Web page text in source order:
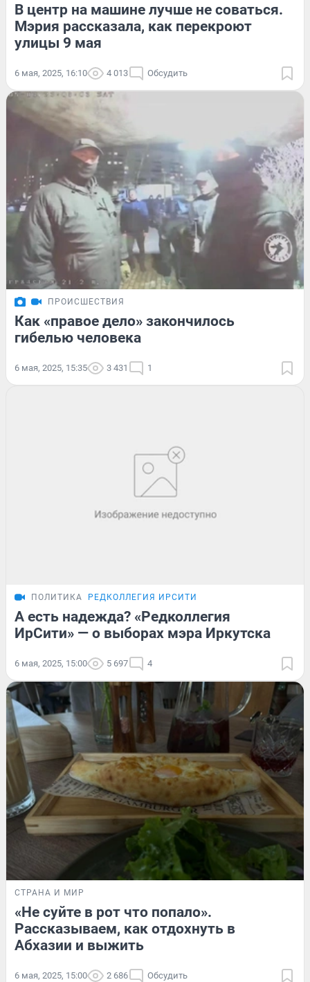
В центр на машине лучше не соваться.
Мэрия рассказала, как перекроют
улицы 9 мая
6 мая, 2025, 16:10 4 013 Обсудить
ПРОИСШЕСТВИЯ
Как «правое дело» закончилось
гибелью человека
6 мая, 2025, 15:35 3 431 1
ПОЛИТИКА РЕДКОЛЛЕГИЯ ИРСИТИ
А есть надежда? «Редколлегия
ИрСити» — о выборах мэра Иркутска
6 мая, 2025, 15:00 5 697 4
СТРАНА И МИР
«Не суйте в рот что попало».
Рассказываем, как отдохнуть в
Абхазии и выжить
6 мая, 2025, 15:00 2 686 Обсудить